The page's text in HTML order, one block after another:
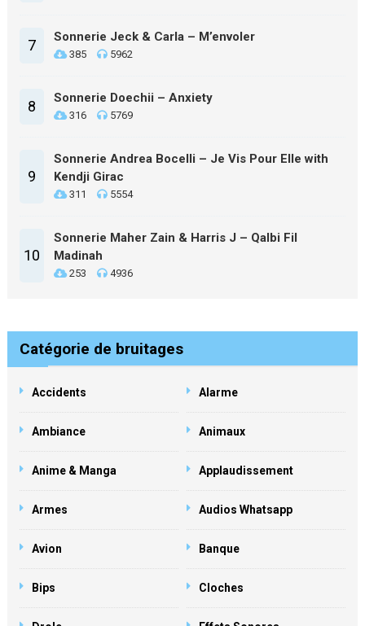
7 Sonnerie Jeck & Carla – M’envoler
385 5962
8 Sonnerie Doechii – Anxiety
316 5769
9
Sonnerie Andrea Bocelli – Je Vis Pour Elle with
Kendji Girac
311 5554
10
Sonnerie Maher Zain & Harris J – Qalbi Fil
Madinah
253 4936
Catégorie de bruitages
Accidents Alarme
Ambiance Animaux
Anime & Manga Applaudissement
Armes Audios Whatsapp
Avion Banque
Bips Cloches